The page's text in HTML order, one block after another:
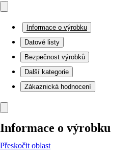
Informace o výrobku
Datové listy
Bezpečnost výrobků
Další kategorie
Zákaznická hodnocení
Informace o výrobku
Přeskočit oblast